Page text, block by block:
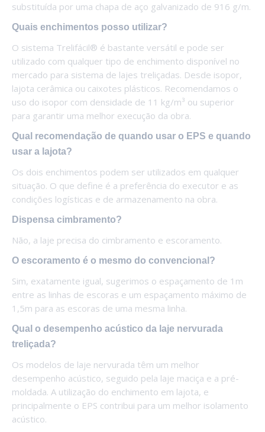
substituída por uma chapa de aço galvanizado de 916 g/m.
Quais enchimentos posso utilizar?
O sistema Trelifácil® é bastante versátil e pode ser
utilizado com qualquer tipo de enchimento disponível no
mercado para sistema de lajes treliçadas. Desde isopor,
lajota cerâmica ou caixotes plásticos. Recomendamos o
uso do isopor com densidade de 11 kg/m³ ou superior
para garantir uma melhor execução da obra.
Qual recomendação de quando usar o EPS e quando
usar a lajota?
Os dois enchimentos podem ser utilizados em qualquer
situação. O que define é a preferência do executor e as
condições logísticas e de armazenamento na obra.
Dispensa cimbramento?
Não, a laje precisa do cimbramento e escoramento.
O escoramento é o mesmo do convencional?
Sim, exatamente igual, sugerimos o espaçamento de 1m
entre as linhas de escoras e um espaçamento máximo de
1,5m para as escoras de uma mesma linha.
Qual o desempenho acústico da laje nervurada
treliçada?
Os modelos de laje nervurada têm um melhor
desempenho acústico, seguido pela laje maciça e a pré-
moldada. A utilização do enchimento em lajota, e
principalmente o EPS contribui para um melhor isolamento
acústico.